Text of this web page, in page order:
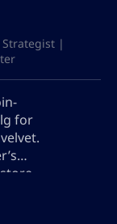
Strategist |
for